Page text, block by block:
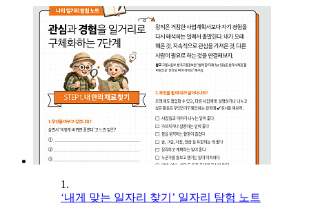
1.
‘내게 맞는 일자리 찾기’ 일자리 탐험 노트